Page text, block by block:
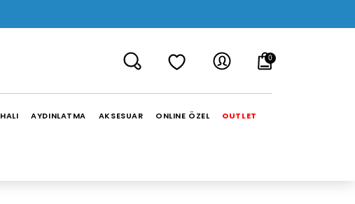
0
HALI AYDINLATMA AKSESUAR ONLINE ÖZEL OUTLET